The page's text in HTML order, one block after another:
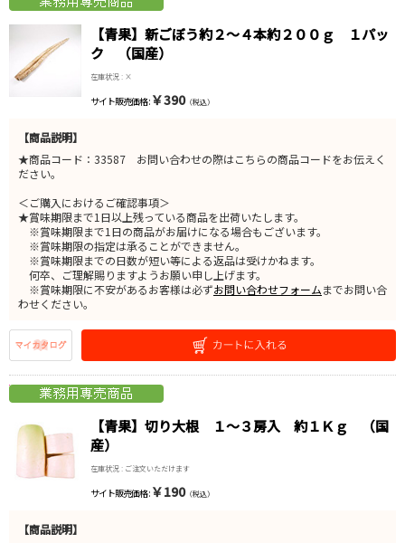
【青果】新ごぼう約２～４本約２００ｇ １パッ
ク （国産）
在庫状況 : ×
サイト販売価格 : ￥390（税込）
【商品説明】
★商品コード：33587 お問い合わせの際はこちらの商品コードをお伝えく
ださい。
＜ご購入におけるご確認事項＞
★賞味期限まで1日以上残っている商品を出荷いたします。
※賞味期限まで1日の商品がお届けになる場合もございます。
※賞味期限の指定は承ることができません。
※賞味期限までの日数が短い等による返品は受けかねます。
何卒、ご理解賜りますようお願い申し上げます。
※賞味期限に不安があるお客様は必ずお問い合わせフォームまでお問い合
わせください。
【青果】切り大根 １～３房入 約１Ｋｇ （国
産）
在庫状況 : ご注文いただけます
サイト販売価格 : ￥190（税込）
【商品説明】